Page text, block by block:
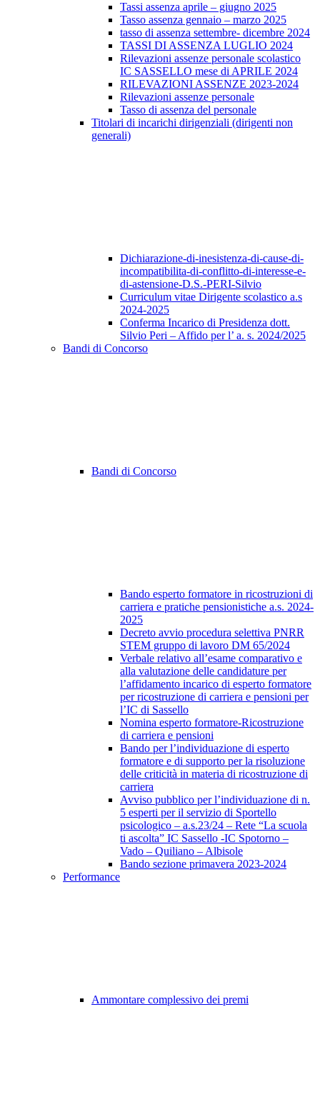
Tassi assenza aprile – giugno 2025
Tasso assenza gennaio – marzo 2025
tasso di assenza settembre- dicembre 2024
TASSI DI ASSENZA LUGLIO 2024
Rilevazioni assenze personale scolastico
IC SASSELLO mese di APRILE 2024
RILEVAZIONI ASSENZE 2023-2024
Rilevazioni assenze personale
Tasso di assenza del personale
Titolari di incarichi dirigenziali (dirigenti non
generali)
Dichiarazione-di-inesistenza-di-cause-di-
incompatibilita-di-conflitto-di-interesse-e-
di-astensione-D.S.-PERI-Silvio
Curriculum vitae Dirigente scolastico a.s
2024-2025
Conferma Incarico di Presidenza dott.
Silvio Peri – Affido per l’ a. s. 2024/2025
Bandi di Concorso
Bandi di Concorso
Bando esperto formatore in ricostruzioni di
carriera e pratiche pensionistiche a.s. 2024-
2025
Decreto avvio procedura selettiva PNRR
STEM gruppo di lavoro DM 65/2024
Verbale relativo all’esame comparativo e
alla valutazione delle candidature per
l’affidamento incarico di esperto formatore
per ricostruzione di carriera e pensioni per
l’IC di Sassello
Nomina esperto formatore-Ricostruzione
di carriera e pensioni
Bando per l’individuazione di esperto
formatore e di supporto per la risoluzione
delle criticità in materia di ricostruzione di
carriera
Avviso pubblico per l’individuazione di n.
5 esperti per il servizio di Sportello
psicologico – a.s.23/24 – Rete “La scuola
ti ascolta” IC Sassello -IC Spotorno –
Vado – Quiliano – Albisole
Bando sezione primavera 2023-2024
Performance
Ammontare complessivo dei premi